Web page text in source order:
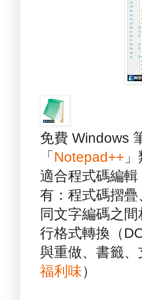
免費 Windows
「 Notepad++
適合程式碼編
有：程式碼摺
同文字編碼之
行格式轉換（
與重做、書籤
福利味）